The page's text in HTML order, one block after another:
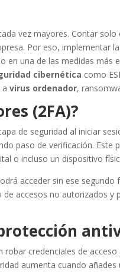
vez mayores. Contar solo
Por eso, implementar la
en una de las medidas más
cibernética como
avirus ordenador,
(2FA)?
de seguridad al iniciar
paso de verificación. Este
o incluso un dispositivo
acceder sin ese segundo
accesos no autorizados y
robar credenciales de
aumenta cuando añades